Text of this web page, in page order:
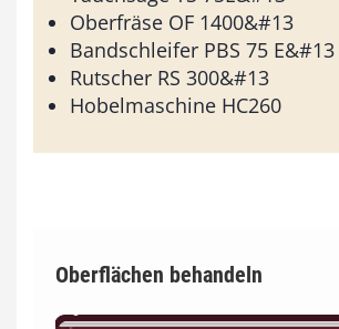
Oberfräse OF 1400&#13
Bandschleifer PBS 75 E&#13
Rutscher RS 300&#13
Hobelmaschine HC260
Oberflächen behandeln